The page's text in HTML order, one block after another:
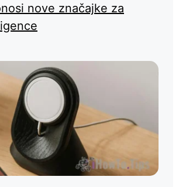
nove značajke za